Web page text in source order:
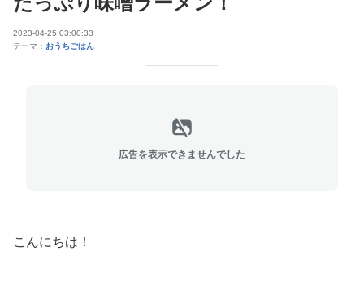
2023-04-25 03:00:33
テーマ： おうちごはん
広告を表示できませんでした
こんにちは！